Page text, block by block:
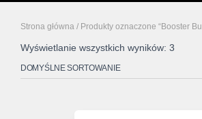
Strona główna / Produkty oznaczone “Booster
Wyświetlanie wszystkich wyników: 3